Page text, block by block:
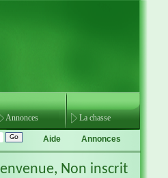
Annonces La chasse
Annonces
Aide
Non inscrit